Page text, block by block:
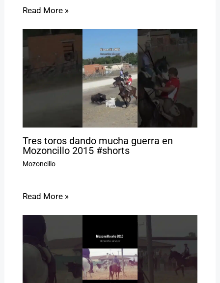
Read More »
Tres toros dando mucha guerra en
Mozoncillo 2015 #shorts
Mozoncillo
Read More »